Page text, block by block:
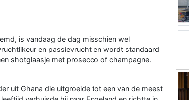
is vandaag de dag misschien wel
en passievrucht en wordt standaard
shotglaasje met prosecco of champagne.
uit Ghana die uitgroeide tot een van de meest